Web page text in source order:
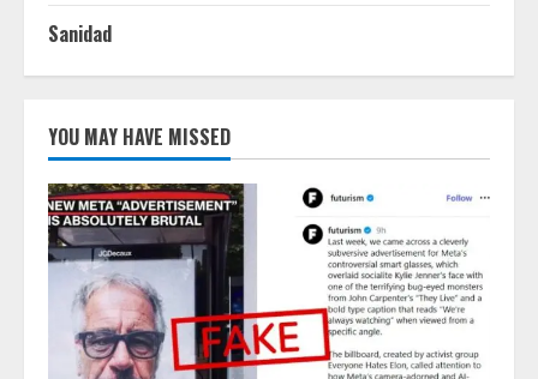
Sanidad
YOU MAY HAVE MISSED